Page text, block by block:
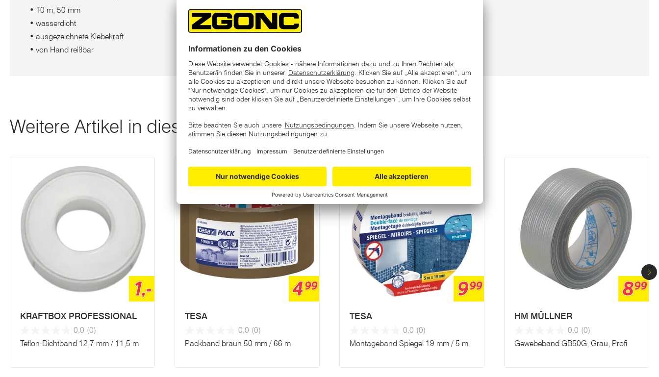
• 10 m, 50 mm
• wasserdicht
• ausgezeichnete Klebekraft
• von Hand reißbar
Weitere Artikel in dieser Kategorie
1,-
KRAFTBOX PROFESSIONAL
0.0 (0)
Teflon-Dichtband 12,7 mm / 11,5 m
499
TESA
0.0 (0)
Packband braun 50 mm / 66 m
999
TESA
0.0 (0)
Montageband Spiegel 19 mm / 5 m
899
HM MÜLLNER
0.0 (0)
Gewebeband GB50G, Grau, Profi